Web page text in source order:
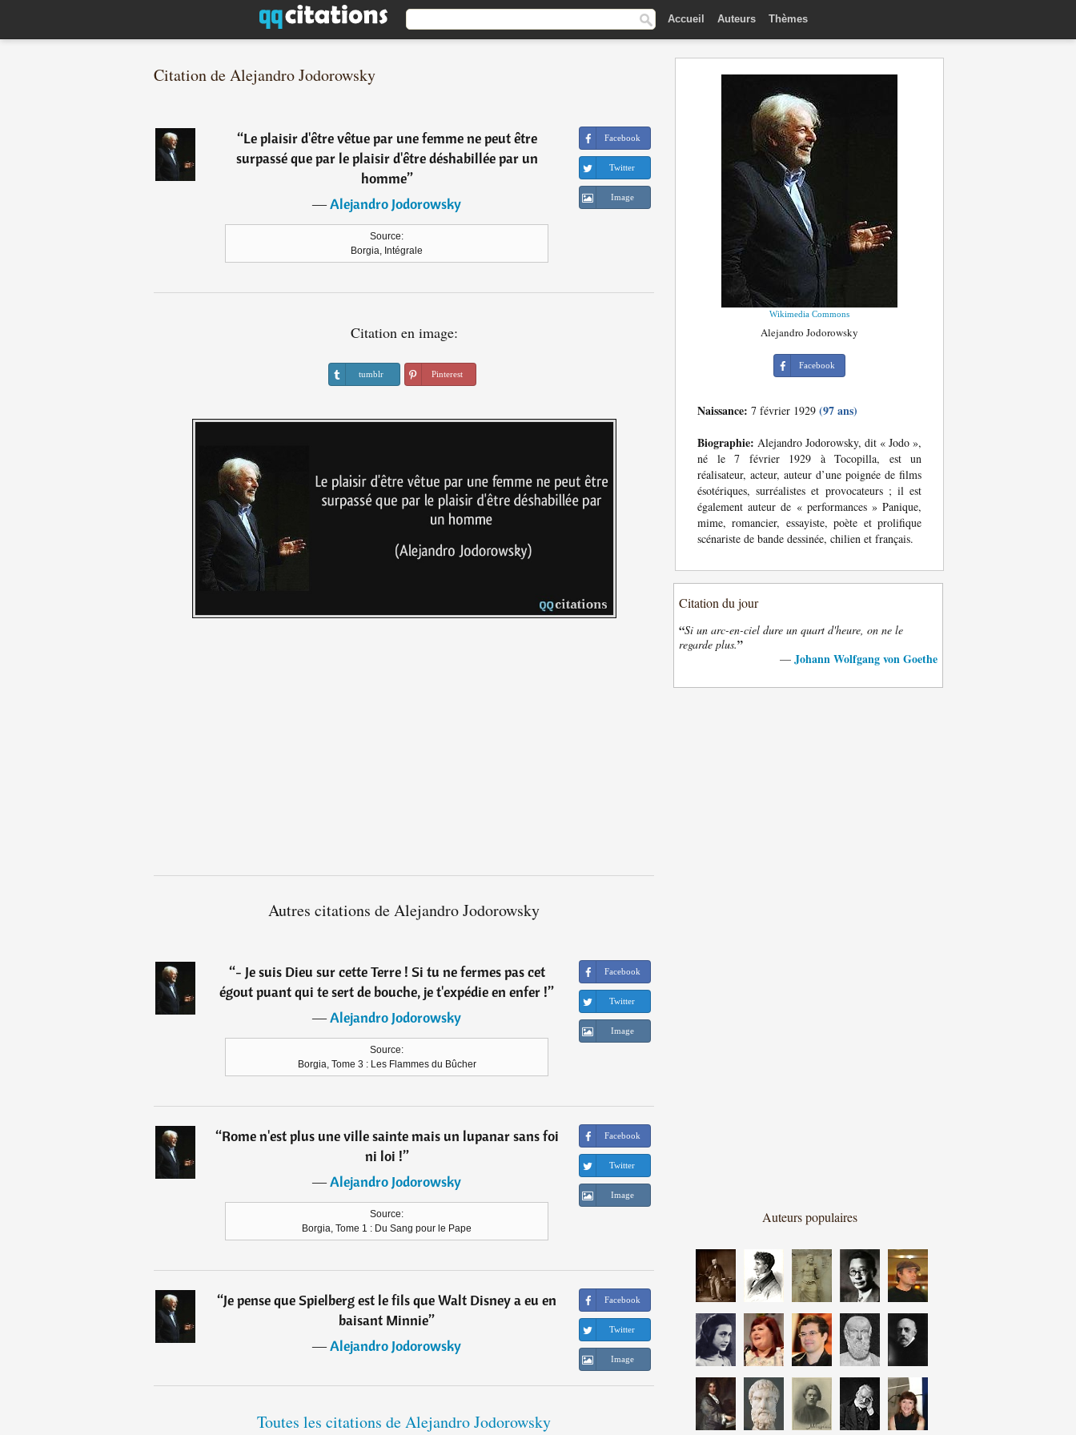
Accueil Auteurs Thèmes
Citation de Alejandro Jodorowsky
“Le plaisir d'être vêtue par une femme ne peut être
surpassé que par le plaisir d'être déshabillée par un
homme”
―Alejandro Jodorowsky
Source:
Borgia, Intégrale
Facebook
Twitter
Image
Citation en image:
tumblr Pinterest
Autres citations de Alejandro Jodorowsky
“- Je suis Dieu sur cette Terre ! Si tu ne fermes pas cet
égout puant qui te sert de bouche, je t'expédie en enfer !”
―Alejandro Jodorowsky
Source:
Borgia, Tome 3 : Les Flammes du Bûcher
Facebook
Twitter
Image
“Rome n'est plus une ville sainte mais un lupanar sans foi
ni loi !”
―Alejandro Jodorowsky
Source:
Borgia, Tome 1 : Du Sang pour le Pape
Facebook
Twitter
Image
“Je pense que Spielberg est le fils que Walt Disney a eu en
baisant Minnie”
―Alejandro Jodorowsky
Facebook
Twitter
Image
Toutes les citations de Alejandro Jodorowsky
Wikimedia Commons
Alejandro Jodorowsky
Facebook
Naissance: 7 février 1929 (97 ans)
Biographie: Alejandro Jodorowsky, dit « Jodo »,
né le 7 février 1929 à Tocopilla, est un
réalisateur, acteur, auteur d’une poignée de films
ésotériques, surréalistes et provocateurs ; il est
également auteur de « performances » Panique,
mime, romancier, essayiste, poète et prolifique
scénariste de bande dessinée, chilien et français.
Citation du jour
“Si un arc-en-ciel dure un quart d'heure, on ne le
regarde plus.”
— Johann Wolfgang von Goethe
Auteurs populaires